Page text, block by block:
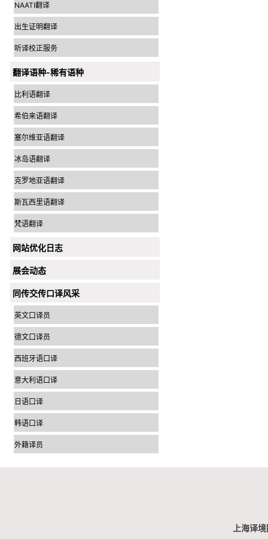
NAATI翻译
出生证明翻译
听译校正服务
翻译语种-稀有语种
比利语翻译
希伯来语翻译
塞尔维亚语翻译
冰岛语翻译
克罗地亚语翻译
斯瓦西里语翻译
梵语翻译
网站优化日志
展会动态
同传交传口译风采
英文口译员
德文口译员
西班牙语口译
意大利语口译
日语口译
韩语口译
外籍译员
上海译